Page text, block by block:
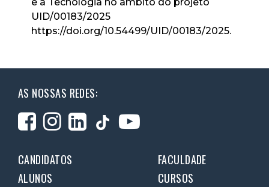
e a Tecnologia no âmbito do projeto
UID/00183/2025
https://doi.org/10.54499/UID/00183/2025.
AS NOSSAS REDES:
CANDIDATOS
FACULDADE
ALUNOS
CURSOS